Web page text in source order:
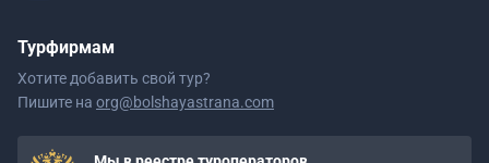
Турфирмам
Хотите добавить свой тур?
Пишите на org@bolshayastrana.com